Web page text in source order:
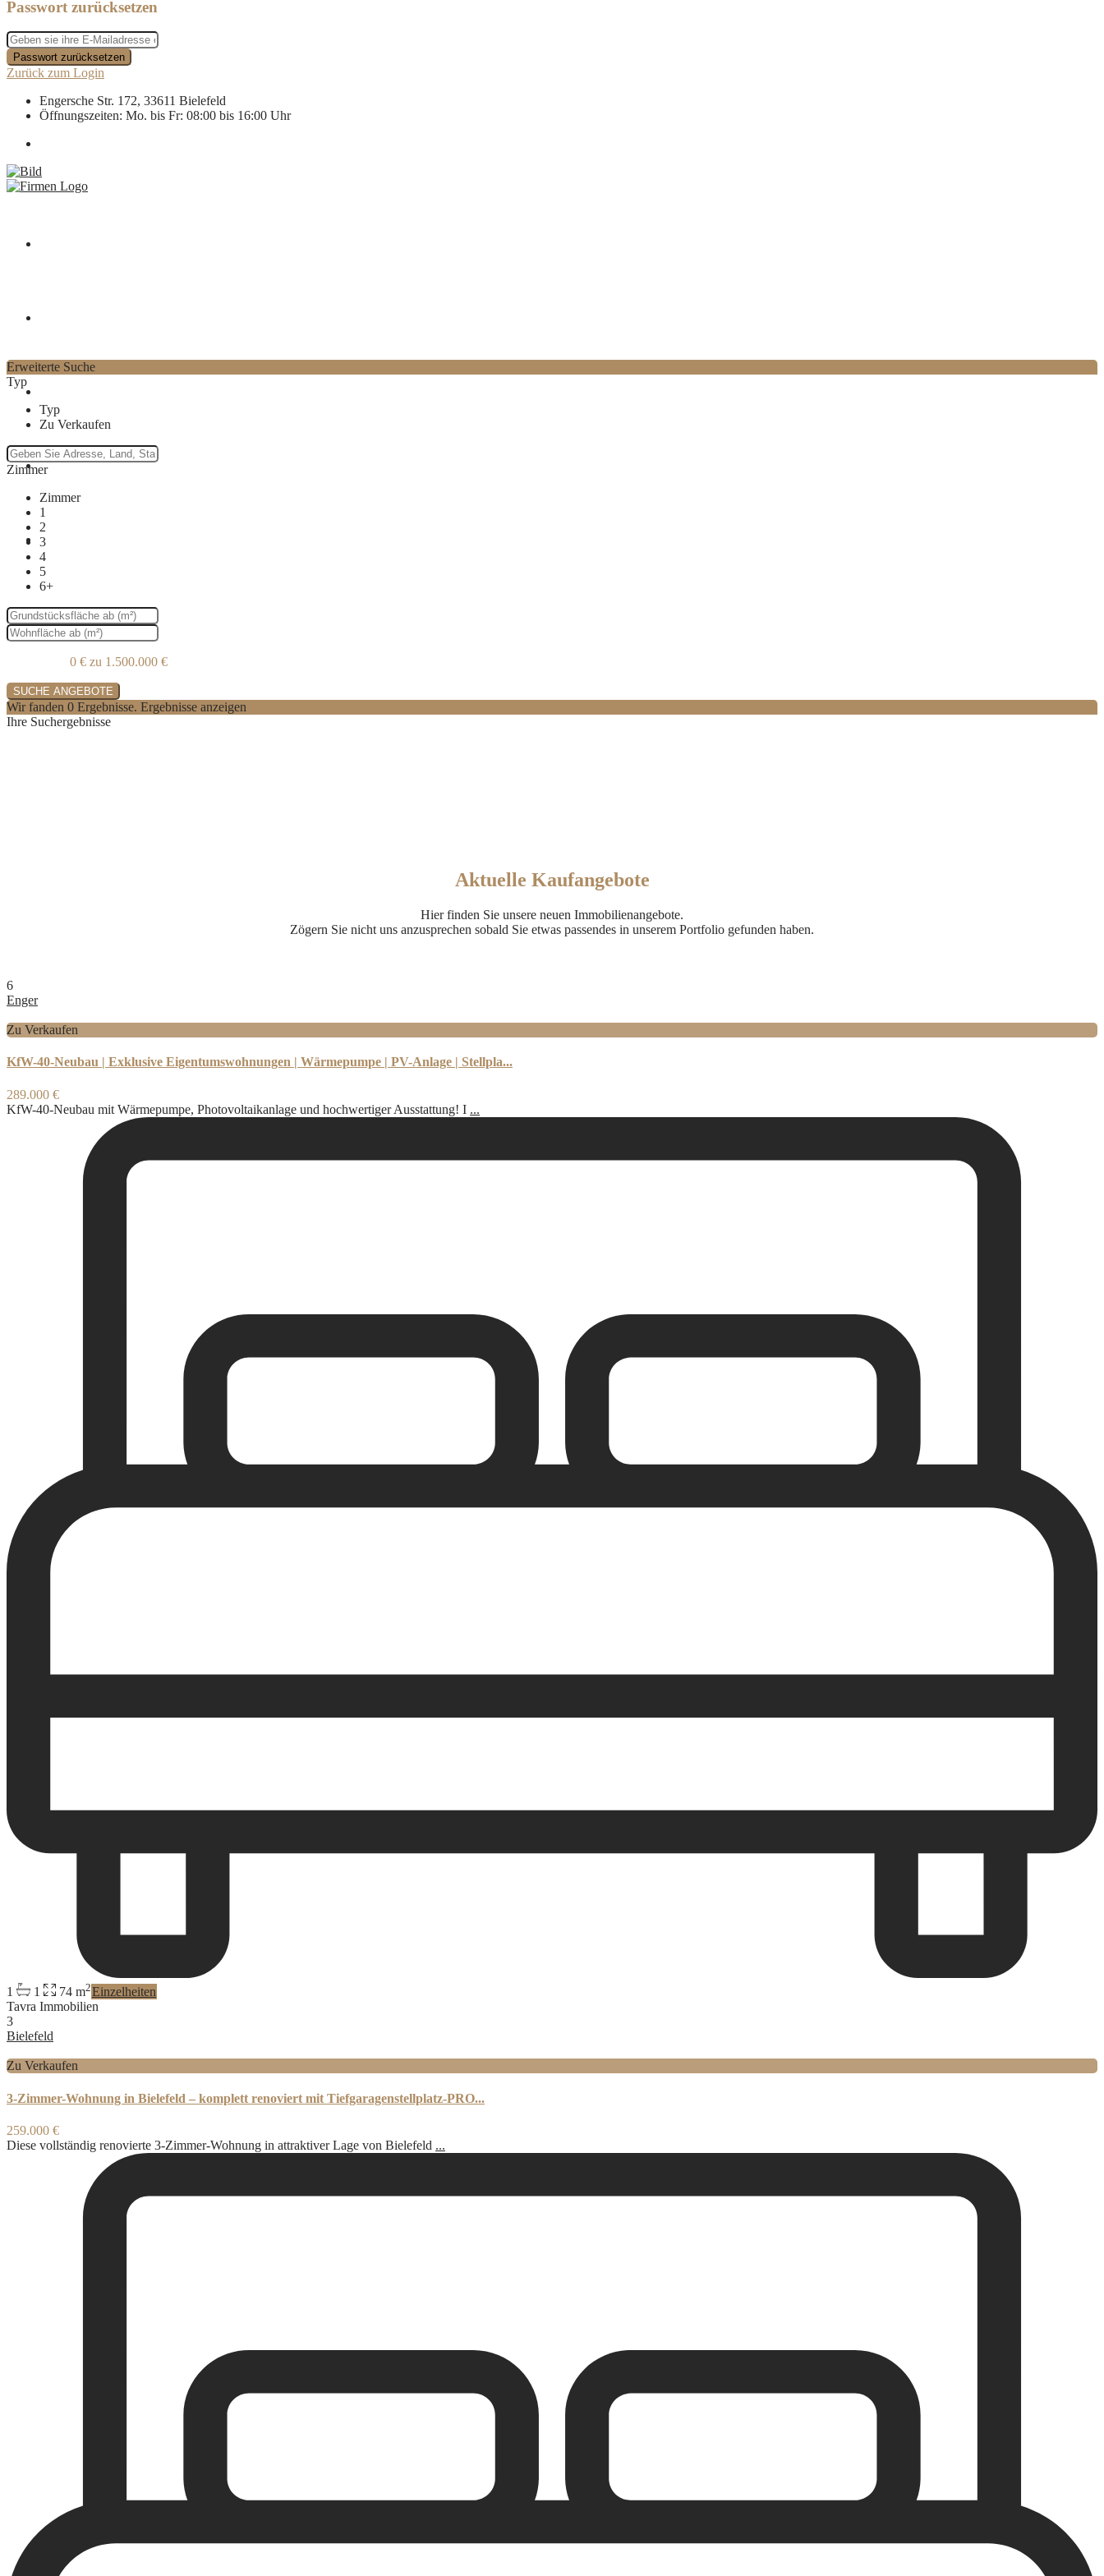
Passwort zurücksetzen
Passwort zurücksetzen
Zurück zum Login
Engersche Str. 172, 33611 Bielefeld
Öffnungszeiten: Mo. bis Fr: 08:00 bis 16:00 Uhr
Immobilien Angebote
Immobilien verkaufen
Kontakt
Erweiterte Suche
Typ
Typ
Zu Verkaufen
Zimmer
Zimmer
1
2
3
4
5
6+
0 € zu 1.500.000 €
Wir fanden 0 Ergebnisse. Ergebnisse anzeigen
Ihre Suchergebnisse
Aktuelle Kaufangebote
Hier finden Sie unsere neuen Immobilienangebote.
Zögern Sie nicht uns anzusprechen sobald Sie etwas passendes in unserem Portfolio gefunden haben.
6
Enger
Zu Verkaufen
KfW-40-Neubau | Exklusive Eigentumswohnungen | Wärmepumpe | PV-Anlage | Stellpla...
289.000 €
KfW-40-Neubau mit Wärmepumpe, Photovoltaikanlage und hochwertiger Ausstattung! I ...
1 1 74 m2Einzelheiten
Tavra Immobilien
3
Bielefeld
Zu Verkaufen
3-Zimmer-Wohnung in Bielefeld – komplett renoviert mit Tiefgaragenstellplatz-PRO...
259.000 €
Diese vollständig renovierte 3-Zimmer-Wohnung in attraktiver Lage von Bielefeld ...